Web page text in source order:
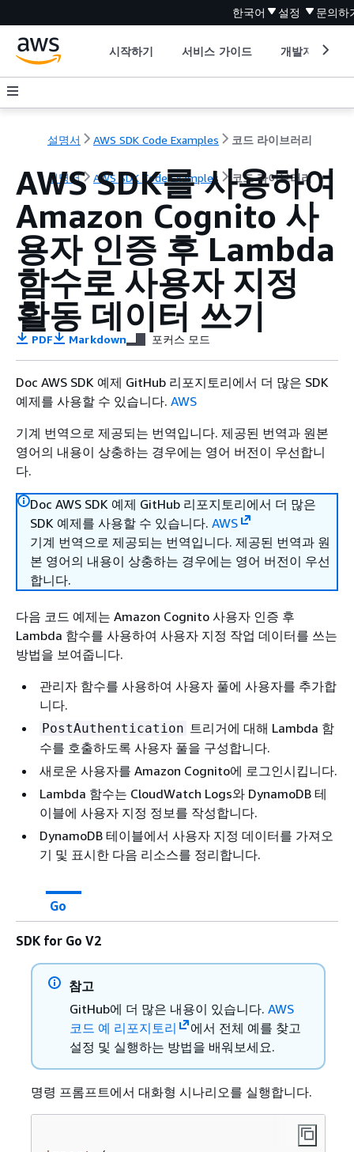
한국어 설정 문의하
시작하기 서비스 가이드 개발자 도구
설명서 AWS SDK Code Examples 코드 라이브러리
설명서 AWS SDK Code Examples 코드 라이브러리
AWS SDK를 사용하여
Amazon Cognito 사
용자 인증 후 Lambda
함수로 사용자 지정
활동 데이터 쓰기
PDF Markdown 포커스 모드
Doc AWS SDK 예제 GitHub 리포지토리에서 더 많은 SDK
예제를 사용할 수 있습니다. AWS
기계 번역으로 제공되는 번역입니다. 제공된 번역과 원본
영어의 내용이 상충하는 경우에는 영어 버전이 우선합니
다.
Doc AWS SDK 예제 GitHub 리포지토리에서 더 많은
SDK 예제를 사용할 수 있습니다. AWS
기계 번역으로 제공되는 번역입니다. 제공된 번역과 원
본 영어의 내용이 상충하는 경우에는 영어 버전이 우선
합니다.
다음 코드 예제는 Amazon Cognito 사용자 인증 후
Lambda 함수를 사용하여 사용자 지정 작업 데이터를 쓰는
방법을 보여줍니다.
관리자 함수를 사용하여 사용자 풀에 사용자를 추가합
니다.
PostAuthentication 트리거에 대해 Lambda 함
수를 호출하도록 사용자 풀을 구성합니다.
새로운 사용자를 Amazon Cognito에 로그인시킵니다.
Lambda 함수는 CloudWatch Logs와 DynamoDB 테
이블에 사용자 지정 정보를 작성합니다.
DynamoDB 테이블에서 사용자 지정 데이터를 가져오
기 및 표시한 다음 리소스를 정리합니다.
Go
SDK for Go V2
참고
GitHub에 더 많은 내용이 있습니다. AWS
코드 예 리포지토리
에서 전체 예를 찾고
설정 및 실행하는 방법을 배워보세요.
명령 프롬프트에서 대화형 시나리오를 실행합니다.